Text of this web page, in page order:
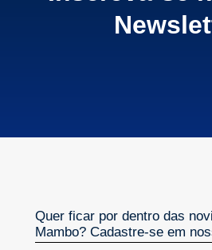
Quer ficar por dentro das
Mambo? Cadastre-se em